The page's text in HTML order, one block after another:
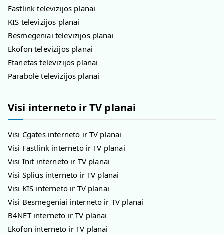
Fastlink televizijos planai
KIS televizijos planai
Besmegeniai televizijos planai
Ekofon televizijos planai
Etanetas televizijos planai
Parabolė televizijos planai
Visi interneto ir TV planai
Visi Cgates interneto ir TV planai
Visi Fastlink interneto ir TV planai
Visi Init interneto ir TV planai
Visi Splius interneto ir TV planai
Visi KIS interneto ir TV planai
Visi Besmegeniai interneto ir TV planai
B4NET interneto ir TV planai
Ekofon interneto ir TV planai